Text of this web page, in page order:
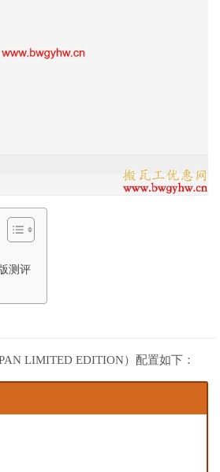
测评
LIMITED EDITION）配置如下：